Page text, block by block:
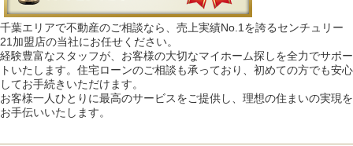
千葉エリアで不動産のご相談なら、売上実績No.1を誇るセンチュリー
21加盟店の当社にお任せください。
経験豊富なスタッフが、お客様の大切なマイホーム探しを全力でサポー
トいたします。住宅ローンのご相談も承っており、初めての方でも安心
してお手続きいただけます。
お客様一人ひとりに最高のサービスをご提供し、理想の住まいの実現を
お手伝いいたします。